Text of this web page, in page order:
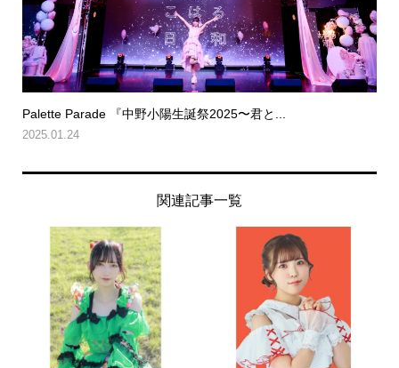
Palette Parade 『中野小陽生誕祭2025〜君と...
2025.01.24
関連記事一覧